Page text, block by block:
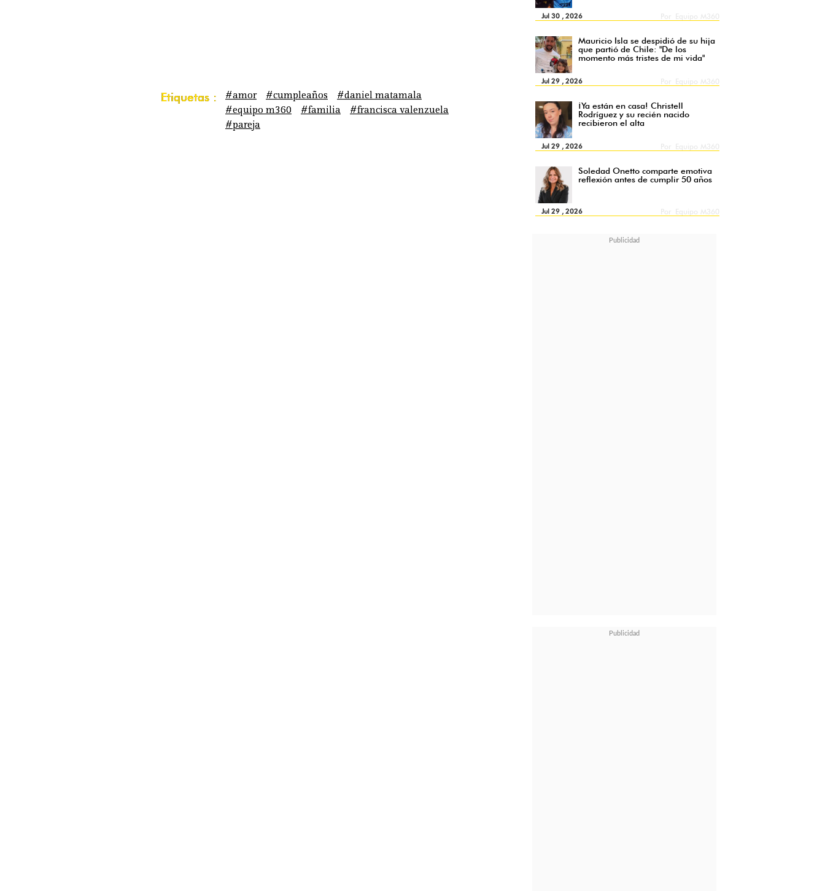
Jul 30 , 2026
Mauricio Isla se despidió de su hija
que partió de Chile: "De los
momento más tristes de mi vida"
Jul 29 , 2026
¡Ya están en casa! Christell
Rodríguez y su recién nacido
recibieron el alta
Jul 29 , 2026
Soledad Onetto comparte emotiva
reflexión antes de cumplir 50 años
Jul 29 , 2026
Etiquetas : #amor #cumpleaños
#daniel matamala
#equipo m360
#familia
#francisca valenzuela
#pareja